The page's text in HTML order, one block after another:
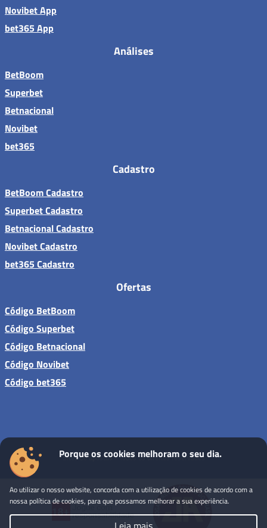
Novibet App
bet365 App
Análises
BetBoom
Superbet
Betnacional
Novibet
bet365
Cadastro
BetBoom Cadastro
Superbet Cadastro
Betnacional Cadastro
Novibet Cadastro
bet365 Cadastro
Ofertas
Código BetBoom
Código Superbet
Código Betnacional
Código Novibet
Código bet365
Sites de apostas - Todos os direitos reservados
Porque os cookies melhoram o seu dia.
Ao utilizar o nosso website, concorda com a utilização de cookies de acordo com a
nossa política de cookies, para que possamos melhorar a sua experiência.